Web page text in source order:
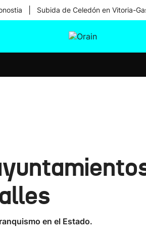
Subida de Celedón en Vitoria-
en el Estado.